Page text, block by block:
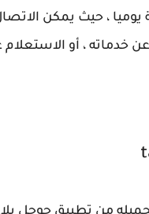
الرقم على مدى 12 ساعة متصلة
خدماته ، أو